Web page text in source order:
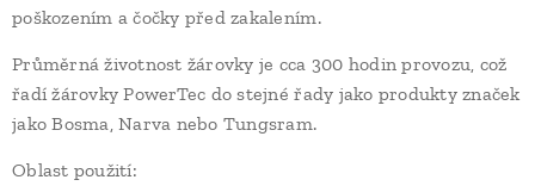
poškozením a čočky před zakalením.
Průměrná životnost žárovky je cca 300 hodin provozu, což
řadí žárovky PowerTec do stejné řady jako produkty značek
jako Bosma, Narva nebo Tungsram.
Oblast použití: